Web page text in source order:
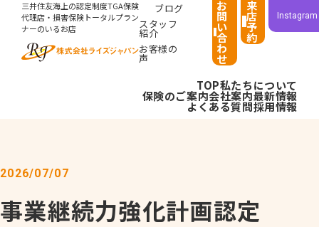
三井住友海上の認定制度TGA保険
代理店・損害保険トータルプラン
ナーのいるお店
TOP私たちについて
保険のご案内会社案内最新情報
よくある質問採用情報
ブログ
スタッフ
紹介
お客様の
声
お
問
い
合
わ
せ
来
店
予
約
Instagram
2026/07/07
事業継続力強化計画認定